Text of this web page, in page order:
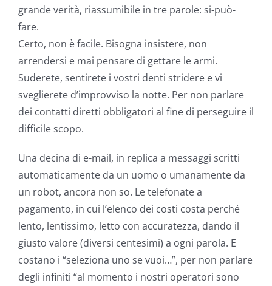
grande verità, riassumibile in tre parole: si-può-
fare.
Certo, non è facile. Bisogna insistere, non
arrendersi e mai pensare di gettare le armi.
Suderete, sentirete i vostri denti stridere e vi
sveglierete d’improvviso la notte. Per non parlare
dei contatti diretti obbligatori al fine di perseguire il
difficile scopo.
Una decina di e-mail, in replica a messaggi scritti
automaticamente da un uomo o umanamente da
un robot, ancora non so. Le telefonate a
pagamento, in cui l’elenco dei costi costa perché
lento, lentissimo, letto con accuratezza, dando il
giusto valore (diversi centesimi) a ogni parola. E
costano i “seleziona uno se vuoi…”, per non parlare
degli infiniti “al momento i nostri operatori sono